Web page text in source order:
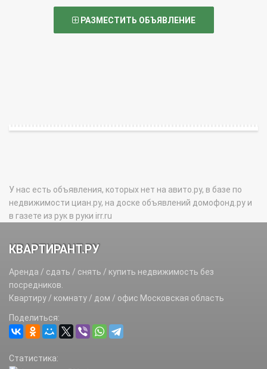
РАЗМЕСТИТЬ ОБЪЯВЛЕНИЕ
У нас есть объявления, которых нет на авито.ру, в базе по
недвижимости циан.ру, на доске объявлений домофонд.ру и
в газете из рук в руки irr.ru
КВАРТИРАНТ.РУ
Аренда / сдать / снять / купить недвижимость без
посредников.
Квартиру / комнату / дом / офис Московская область
Поделиться:
Статистика: